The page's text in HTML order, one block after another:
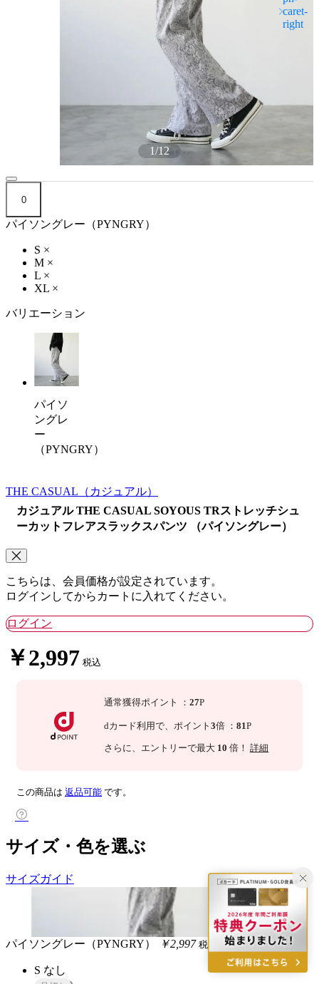
1/12
0
パイソングレー（PYNGRY）
S ×
M ×
L ×
XL ×
バリエーション
パイソ
ングレ
ー
（PYNGRY）
THE CASUAL （カジュアル）
カジュアル THE CASUAL SOYOUS TRストレッチシュ
ーカットフレアスラックスパンツ （パイソングレー）
こちらは、会員価格が設定されています。
ログインしてからカートに入れてください。
ログイン
￥2,997 税込
通常獲得ポイント ：27P
dカード利用で、ポイント3倍 ：81P
さらに、エントリーで最大 10 倍！詳細
この商品は 返品可能 です。
サイズ・色を選ぶ
サイズガイド
パイソングレー（PYNGRY） ￥2,997 税込
S なし